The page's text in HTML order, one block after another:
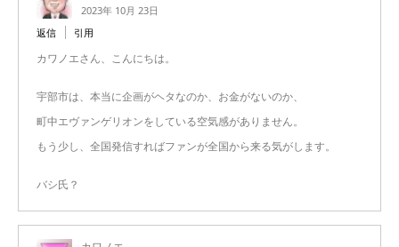
2023年 10月 23日
返信
引用
カワノエさん、こんにちは。
宇部市は、本当に企画がヘタなのか、お金がないのか、
町中エヴァンゲリオンをしている空気感がありません。
もう少し、全国発信すればファンが全国から来る気がします。
バシ氏？